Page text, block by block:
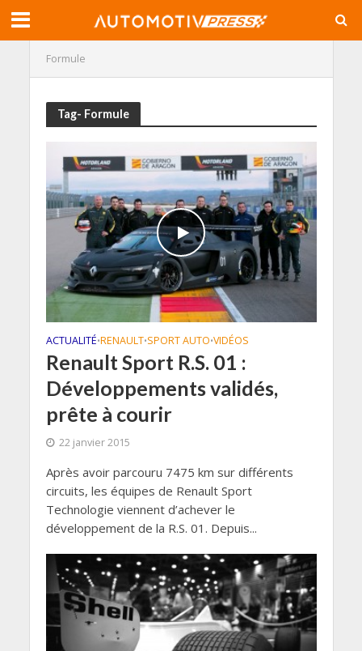
Formule
Tag- Formule
ACTUALITÉ•RENAULT•SPORT AUTO•VIDÉOS
Renault Sport R.S. 01 :
Développements validés,
prête à courir
22 janvier 2015
Après avoir parcouru 7475 km sur différents
circuits, les équipes de Renault Sport
Technologie viennent d’achever le
développement de la R.S. 01. Depuis...